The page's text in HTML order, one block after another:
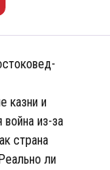
казни и
из-за
страна
ли